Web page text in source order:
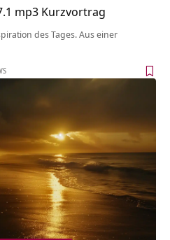
mp3 Kurzvortrag
des Tages. Aus einer